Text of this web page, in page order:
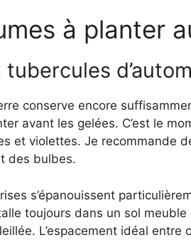
à planter
conserve encore
avant les gelées. C’est le
et violettes. Je recommande
des bulbes.
s’épanouissent
toujours dans un sol
L’espacement idéal entre